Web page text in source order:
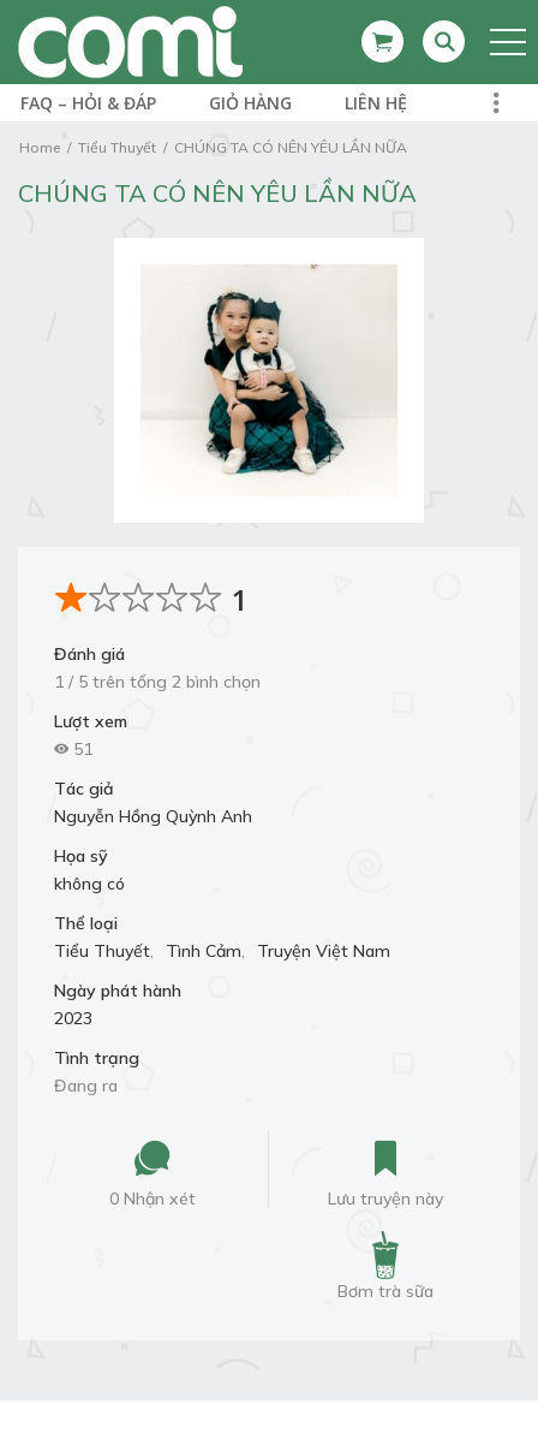
FAQ – HỎI & ĐÁP GIỎ HÀNG LIÊN HỆ
Home Tiểu Thuyết CHÚNG TA CÓ NÊN YÊU LẦN NỮA
CHÚNG TA CÓ NÊN YÊU LẦN NỮA
1
Đánh giá
1 / 5 trên tổng 2 bình chọn
Lượt xem
51
Tác giả
Nguyễn Hồng Quỳnh Anh
Họa sỹ
không có
Thể loại
Tiểu Thuyết, Tình Cảm,
Truyện Việt Nam
Ngày phát hành
2023
Tình trạng
Đang ra
0 Nhận xét Lưu truyện này
Bơm trà sữa